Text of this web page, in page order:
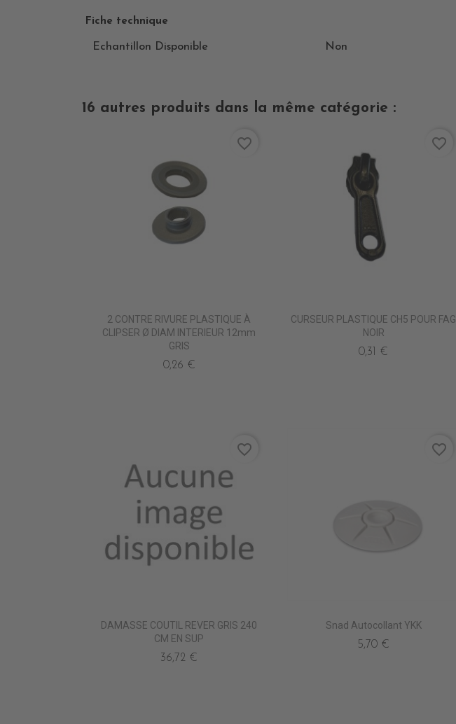
Fiche technique
Echantillon Disponible Non
16 autres produits dans la même catégorie :
2 CONTRE RIVURE PLASTIQUE À
CLIPSER Ø DIAM INTERIEUR 12mm
GRIS
0,26 €
favorite_border
CURSEUR PLASTIQUE CH5 POUR FAG
NOIR
0,31 €
favorite_border
DAMASSE COUTIL REVER GRIS 240
CM EN SUP
36,72 €
favorite_border
Snad Autocollant YKK
5,70 €
favorite_border